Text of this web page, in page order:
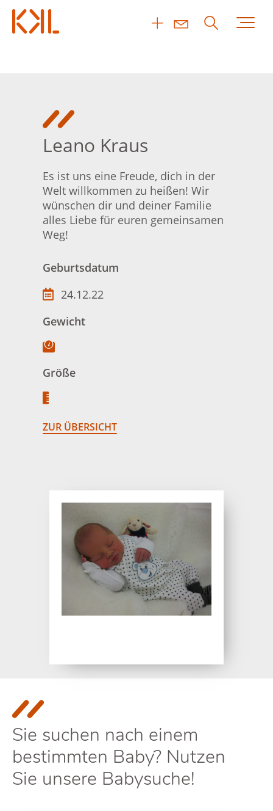
Leano Kraus
Es ist uns eine Freude, dich in der
Welt willkommen zu heißen! Wir
wünschen dir und deiner Familie
alles Liebe für euren gemeinsamen
Weg!
Geburtsdatum
24.12.22
Gewicht
Größe
ZUR ÜBERSICHT
Sie suchen nach einem
bestimmten Baby? Nutzen
Sie unsere Babysuche!